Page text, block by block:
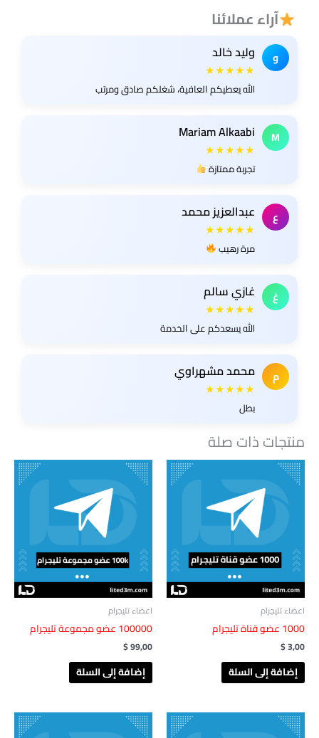
آراء عملائنا
و وليد خالد
★★★★★
الله يعطيكم العافية، شغلكم صادق ومرتب
M
Mariam Alkaabi
★★★★★
تجربة ممتازة
ع عبدالعزيز محمد
★★★★★
مرة رهيب
غ غازي سالم
★★★★★
الله يسعدكم على الخدمة
م محمد مشهراوي
★★★★★
بطل
منتجات ذات صلة
اعضاء تليجرام
1000 عضو قناة تليجرام
$3,00
إضافة إلى السلة
اعضاء تليجرام
100000 عضو مجموعة تليجرام
$99,00
إضافة إلى السلة